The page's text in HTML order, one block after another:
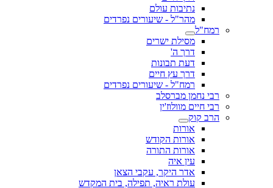
נתיבות עולם
מהר"ל - שיעורים נפרדים
רמח"ל
מסילת ישרים
דרך ה'
דעת תבונות
דרך עץ חיים
רמח"ל - שיעורים נפרדים
רבי נחמן מברסלב
רבי חיים מוולוז'ין
הרב קוק
אורות
אורות הקודש
אורות התורה
עין איה
אדר היקר, עקבי הצאן
עולת ראיה, תפילה, בית המקדש